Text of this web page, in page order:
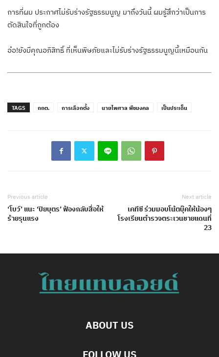
การที่ผม ประกาศไม่รับร่างรัฐธรรมนูญ มาถึงวันนี้ ผมรู้สึกว่าเป็นการ
ตัดสินใจที่ถูกต้อง
อ๋อ!ยังมีคุณอภิสิทธิ์ ที่เห็นพิษภัยและไม่รับร่างรัฐธรรมนูญนี้เหมือนกัน
TAGS กกต. การเลือกตั้ง นายไพศาล พืชมงคล เป็นประเด็น
Previous article
‘โบว์’ แนะ ‘ปิยบุตร’ ฟ้องกลับสื่อให้
ร้ายรุนแรง
Next article
เคทีซี ร่วมมอบโน้ตบุ๊คให้น้องๆ
โรงเรียนตำรวจตระเวนชายแดนที่
23
ABOUT US
FOLLOW US